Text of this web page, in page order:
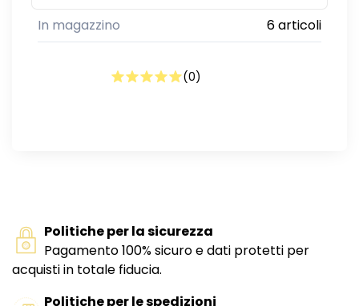
In magazzino 6 articoli
(0)
Politiche per la sicurezza
Pagamento 100% sicuro e dati protetti per
acquisti in totale fiducia.
Politiche per le spedizioni